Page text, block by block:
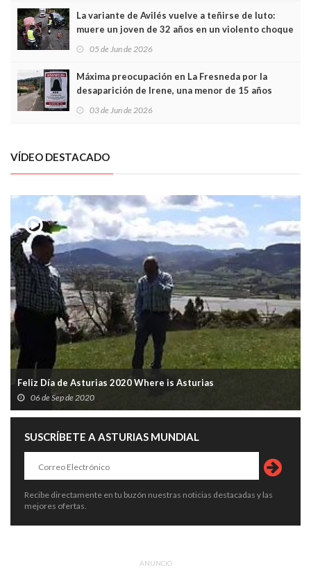
La variante de Avilés vuelve a teñirse de luto:
muere un joven de 32 años en un violento choque
frontal
05 de Jun de 2026
Máxima preocupación en La Fresneda por la
desaparición de Irene, una menor de 15 años
03 de Jun de 2026
VÍDEO DESTACADO
Feliz Día de Asturias 2020 Where is Asturias
06 de Sep de 2020
SUSCRÍBETE A ASTURIAS MUNDIAL
Recibe directamente en tu buzón nuestras noticias destacadas y las
mejores ofertas.
ANUNCIO